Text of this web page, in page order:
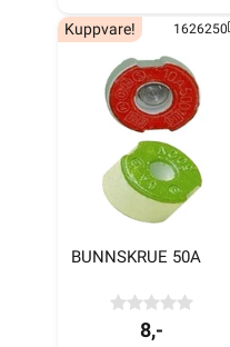
BUNNSKRUE 50A
Kuppvare! 1626250
8,-